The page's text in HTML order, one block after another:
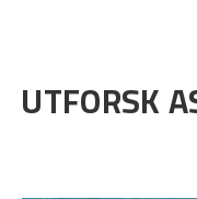
UTFORSK